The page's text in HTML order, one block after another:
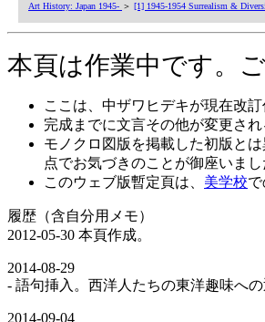
Art History: Japan 1945- ＞ [1] 1945-1954 Surrealism &
本頁は作業中です。
ここは、中ザワヒデキが現在改
完成までに文言その他が変更され
モノクロ図版を掲載した初版と
点でお気づきのことが御座いま
このウェブ版暫定頁は、 美学校
履歴（含自分用メモ）
2012-05-30 本頁作成。
2014-08-29
- 語句挿入。西洋人たちの東洋趣味へ
2014-09-04